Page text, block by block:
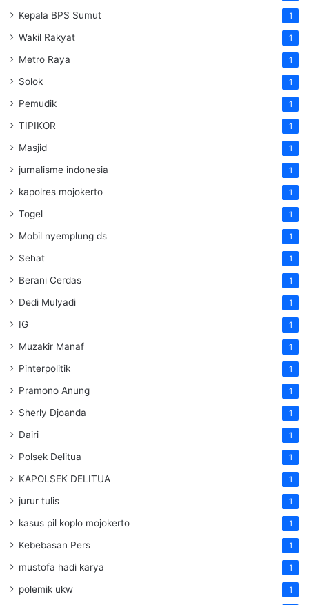
Kepala BPS Sumut 1
Wakil Rakyat 1
Metro Raya 1
Solok 1
Pemudik 1
TIPIKOR 1
Masjid 1
jurnalisme indonesia 1
kapolres mojokerto 1
Togel 1
Mobil nyemplung ds 1
Sehat 1
Berani Cerdas 1
Dedi Mulyadi 1
IG 1
Muzakir Manaf 1
Pinterpolitik 1
Pramono Anung 1
Sherly Djoanda 1
Dairi 1
Polsek Delitua 1
KAPOLSEK DELITUA 1
jurur tulis 1
kasus pil koplo mojokerto 1
Kebebasan Pers 1
mustofa hadi karya 1
polemik ukw 1